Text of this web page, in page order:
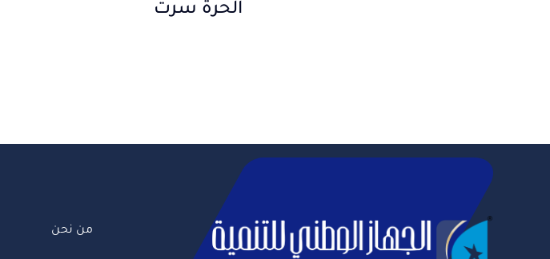
الحرة سرت
من نحن